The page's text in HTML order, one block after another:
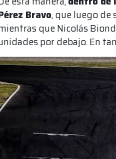
Bravo, que luego de
que Nicolás
por debajo. En